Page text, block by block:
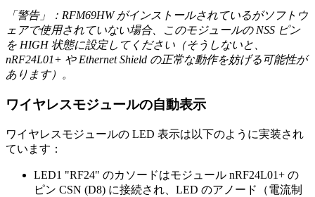
「警告」：RFM69HW がインストールされているがソフトウ
ェアで使用されていない場合、このモジュールの NSS ピン
を HIGH 状態に設定してください（そうしないと、
nRF24L01+ や Ethernet Shield の正常な動作を妨げる可能性が
あります）。
ワイヤレスモジュールの自動表示
ワイヤレスモジュールの LED 表示は以下のように実装され
ています：
LED1 "RF24" のカソードはモジュール nRF24L01+ の
ピン CSN (D8) に接続され、LED のアノード（電流制